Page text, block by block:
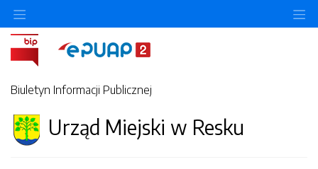
Biuletyn Informacji Publicznej
Urząd Miejski w Resku